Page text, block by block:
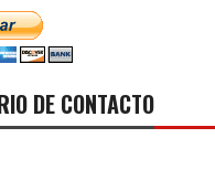
DE CONTACTO